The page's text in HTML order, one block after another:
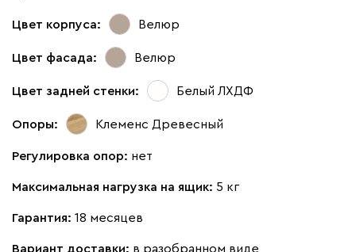
Цвет корпуса: Велюр
Цвет фасада: Велюр
Цвет задней стенки: Белый ЛХДФ
Опоры: Клеменс Древесный
Регулировка опор: нет
Максимальная нагрузка на ящик: 5 кг
Гарантия: 18 месяцев
Вариант доставки: в разобранном виде